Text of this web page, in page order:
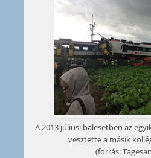
A 2013 júliusi balesetben az
vesztette a másik
(forrás: